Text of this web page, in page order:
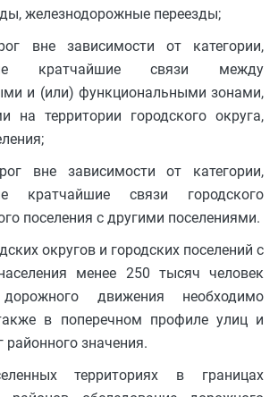
железнодорожные переезды;
вне зависимости от категории,
кратчайшие связи между
и (или) функциональными зонами,
на территории городского округа,
вне зависимости от категории,
кратчайшие связи городского
поселения с другими поселениями.
округов и городских поселений с
менее 250 тысяч человек
дорожного движения необходимо
в поперечном профиле улиц и
районного значения.
территориях в границах